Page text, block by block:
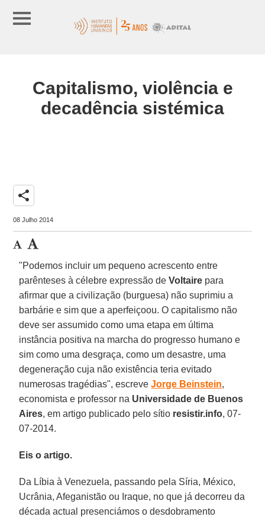
Capitalismo, violência e
decadência sistémica
share
08 Julho 2014
"Podemos incluir um pequeno acrescento entre
parênteses à célebre expressão deVoltaire para
afirmar que a civilização (burguesa) não suprimiu a
barbárie e sim que a aperfeiçoou. O capitalismo não
deve ser assumido como uma etapa em última
instância positiva na marcha do progresso humano e
sim como uma desgraça, como um desastre, uma
degeneração cuja não existência teria evitado
numerosas tragédias", escreveJorge Beinstein,
economista e professor na Universidade de Buenos
Aires, em artigo publicado pelo sítio resistir.info, 07-
07-2014.
Eis o artigo.
Da Líbia à Venezuela, passando pela Síria, México,
Ucrânia, Afeganistão ou Iraque, no que já decorreu da
década actual presenciámos o desdobramento